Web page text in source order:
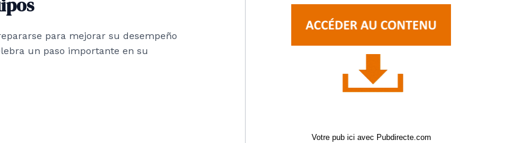
para mejorar su desempeño
un paso importante en su
Votre pub ici avec Pubdirecte.com